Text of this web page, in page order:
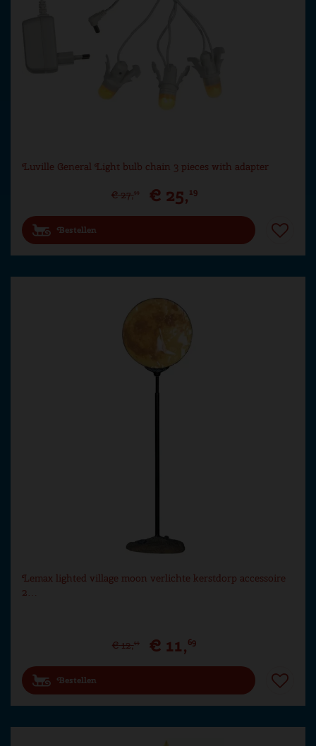
Luville General Light bulb chain 3 pieces with adapter
€ 27,99 € 25,19
Bestellen
Lemax lighted village moon verlichte kerstdorp accessoire
2…
€ 12,99 € 11,69
Bestellen